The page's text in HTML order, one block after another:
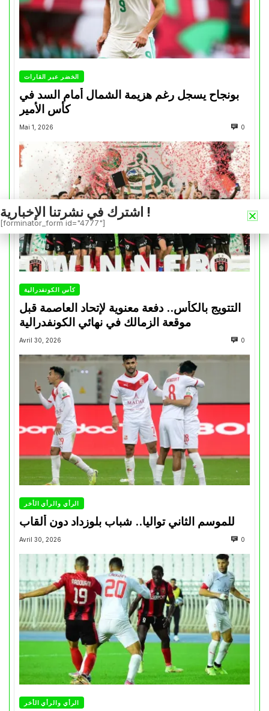
الخضر عبر القارات
بونجاح يسجل رغم هزيمة الشمال أمام السد في
كأس الأمير
Mai 1, 2026 0
كأس الكونفدرالية
التتويج بالكأس.. دفعة معنوية لإتحاد العاصمة قبل
موقعة الزمالك في نهائي الكونفدرالية
Avril 30, 2026 0
الرأي والرأي الأخر
للموسم الثاني تواليا.. شباب بلوزداد دون ألقاب
Avril 30, 2026 0
الرأي والرأي الأخر
اشترك في نشرتنا الإخبارية !
[forminator_form id="4777"]